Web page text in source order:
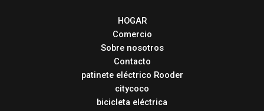
HOGAR
Comercio
Sobre nosotros
Contacto
patinete eléctrico Rooder
citycoco
bicicleta eléctrica